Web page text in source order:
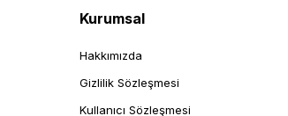
Kurumsal
Hakkımızda
Gizlilik Sözleşmesi
Kullanıcı Sözleşmesi